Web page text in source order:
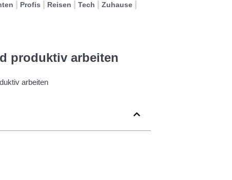
Profis Reisen Tech Zuhause
produktiv arbeiten